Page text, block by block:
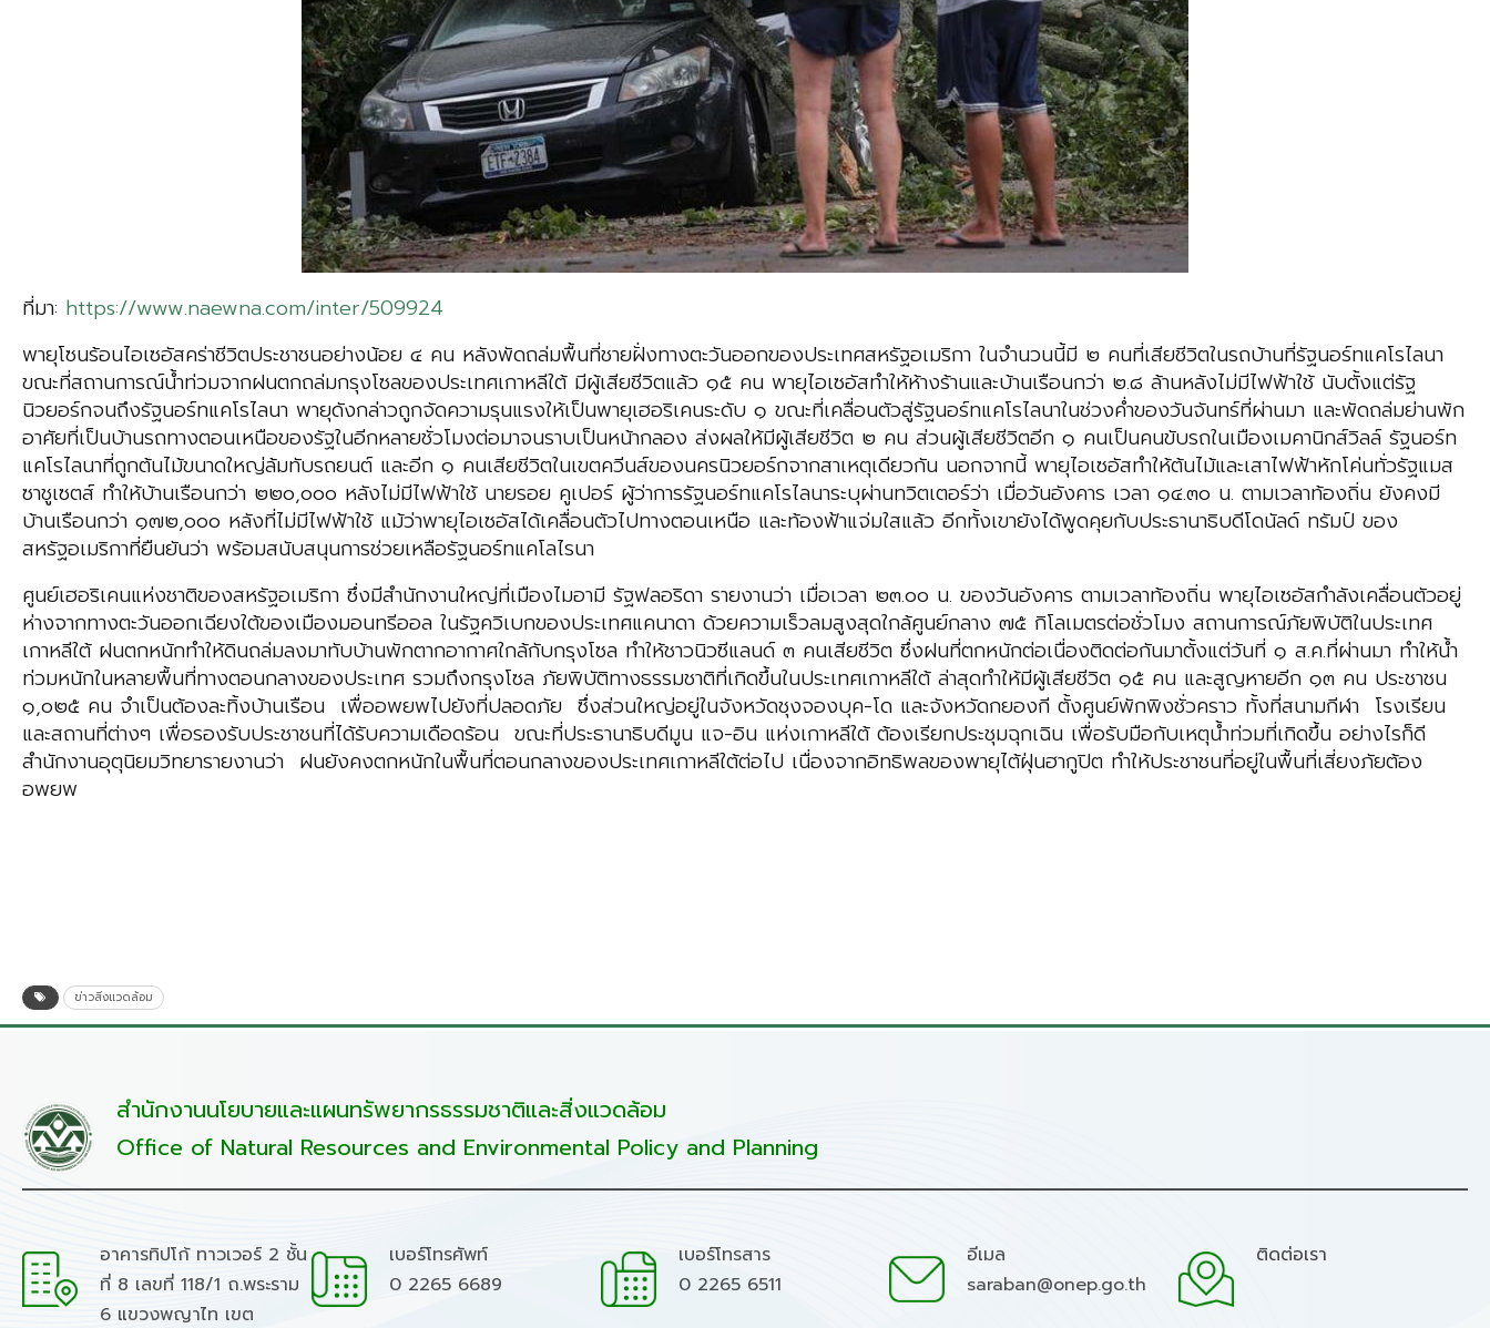
ที่มา: https://www.naewna.com/inter/509924
พายุโซนร้อนไอเซอัสคร่าชีวิตประชาชนอย่างน้อย ๔ คน หลังพัดถล่มพื้นที่ชายฝั่งทางตะวันออกของประเทศสหรัฐอเมริกา ในจำนวนนี้มี ๒ คนที่เสียชีวิตในรถบ้านที่รัฐนอร์ทแคโรไลนา
ขณะที่สถานการณ์น้ำท่วมจากฝนตกถล่มกรุงโซลของประเทศเกาหลีใต้ มีผู้เสียชีวิตแล้ว ๑๕ คน พายุไอเซอัสทำให้ห้างร้านและบ้านเรือนกว่า ๒.๘ ล้านหลังไม่มีไฟฟ้าใช้ นับตั้งแต่รัฐ
นิวยอร์กจนถึงรัฐนอร์ทแคโรไลนา พายุดังกล่าวถูกจัดความรุนแรงให้เป็นพายุเฮอริเคนระดับ ๑ ขณะที่เคลื่อนตัวสู่รัฐนอร์ทแคโรไลนาในช่วงค่ำของวันจันทร์ที่ผ่านมา และพัดถล่มย่านพัก
อาศัยที่เป็นบ้านรถทางตอนเหนือของรัฐในอีกหลายชั่วโมงต่อมาจนราบเป็นหน้ากลอง ส่งผลให้มีผู้เสียชีวิต ๒ คน ส่วนผู้เสียชีวิตอีก ๑ คนเป็นคนขับรถในเมืองเมคานิกส์วิลล์ รัฐนอร์ท
แคโรไลนาที่ถูกต้นไม้ขนาดใหญ่ล้มทับรถยนต์ และอีก ๑ คนเสียชีวิตในเขตควีนส์ของนครนิวยอร์กจากสาเหตุเดียวกัน นอกจากนี้ พายุไอเซอัสทำให้ต้นไม้และเสาไฟฟ้าหักโค่นทั่วรัฐแมส
ซาชูเซตส์ ทำให้บ้านเรือนกว่า ๒๒๐,๐๐๐ หลังไม่มีไฟฟ้าใช้ นายรอย คูเปอร์ ผู้ว่าการรัฐนอร์ทแคโรไลนาระบุผ่านทวิตเตอร์ว่า เมื่อวันอังคาร เวลา ๑๔.๓๐ น. ตามเวลาท้องถิ่น ยังคงมี
บ้านเรือนกว่า ๑๗๒,๐๐๐ หลังที่ไม่มีไฟฟ้าใช้ แม้ว่าพายุไอเซอัสได้เคลื่อนตัวไปทางตอนเหนือ และท้องฟ้าแจ่มใสแล้ว อีกทั้งเขายังได้พูดคุยกับประธานาธิบดีโดนัลด์ ทรัมป์ ของ
สหรัฐอเมริกาที่ยืนยันว่า พร้อมสนับสนุนการช่วยเหลือรัฐนอร์ทแคโลไรนา
ศูนย์เฮอริเคนแห่งชาติของสหรัฐอเมริกา ซึ่งมีสำนักงานใหญ่ที่เมืองไมอามี รัฐฟลอริดา รายงานว่า เมื่อเวลา ๒๓.๐๐ น. ของวันอังคาร ตามเวลาท้องถิ่น พายุไอเซอัสกำลังเคลื่อนตัวอยู่
ห่างจากทางตะวันออกเฉียงใต้ของเมืองมอนทรีออล ในรัฐควิเบกของประเทศแคนาดา ด้วยความเร็วลมสูงสุดใกล้ศูนย์กลาง ๗๕ กิโลเมตรต่อชั่วโมง สถานการณ์ภัยพิบัติในประเทศ
เกาหลีใต้ ฝนตกหนักทำให้ดินถล่มลงมาทับบ้านพักตากอากาศใกล้กับกรุงโซล ทำให้ชาวนิวซีแลนด์ ๓ คนเสียชีวิต ซึ่งฝนที่ตกหนักต่อเนื่องติดต่อกันมาตั้งแต่วันที่ ๑ ส.ค.ที่ผ่านมา ทำให้น้ำ
ท่วมหนักในหลายพื้นที่ทางตอนกลางของประเทศ รวมถึงกรุงโซล ภัยพิบัติทางธรรมชาติที่เกิดขึ้นในประเทศเกาหลีใต้ ล่าสุดทำให้มีผู้เสียชีวิต ๑๕ คน และสูญหายอีก ๑๓ คน ประชาชน
๑,๐๒๕ คน จำเป็นต้องละทิ้งบ้านเรือน เพื่ออพยพไปยังที่ปลอดภัย ซึ่งส่วนใหญ่อยู่ในจังหวัดชุงจองบุค-โด และจังหวัดกยองกี ตั้งศูนย์พักพิงชั่วคราว ทั้งที่สนามกีฬา โรงเรียน
และสถานที่ต่างๆ เพื่อรองรับประชาชนที่ได้รับความเดือดร้อน ขณะที่ประธานาธิบดีมูน แจ-อิน แห่งเกาหลีใต้ ต้องเรียกประชุมฉุกเฉิน เพื่อรับมือกับเหตุน้ำท่วมที่เกิดขึ้น อย่างไรก็ดี
สำนักงานอุตุนิยมวิทยารายงานว่า ฝนยังคงตกหนักในพื้นที่ตอนกลางของประเทศเกาหลีใต้ต่อไป เนื่องจากอิทธิพลของพายุไต้ฝุ่นฮากูปิต ทำให้ประชาชนที่อยู่ในพื้นที่เสี่ยงภัยต้อง
อพยพ
ข่าวสิ่งแวดล้อม
สำนักงานนโยบายและแผนทรัพยากรธรรมชาติและสิ่งแวดล้อม
Office of Natural Resources and Environmental Policy and Planning
อาคารทิปโก้ ทาวเวอร์ 2 ชั้น
ที่ 8 เลขที่ 118/1 ถ.พระราม
6 แขวงพญาไท เขต
เบอร์โทรศัพท์
0 2265 6689
เบอร์โทรสาร
0 2265 6511
อีเมล
saraban@onep.go.th
ติดต่อเรา